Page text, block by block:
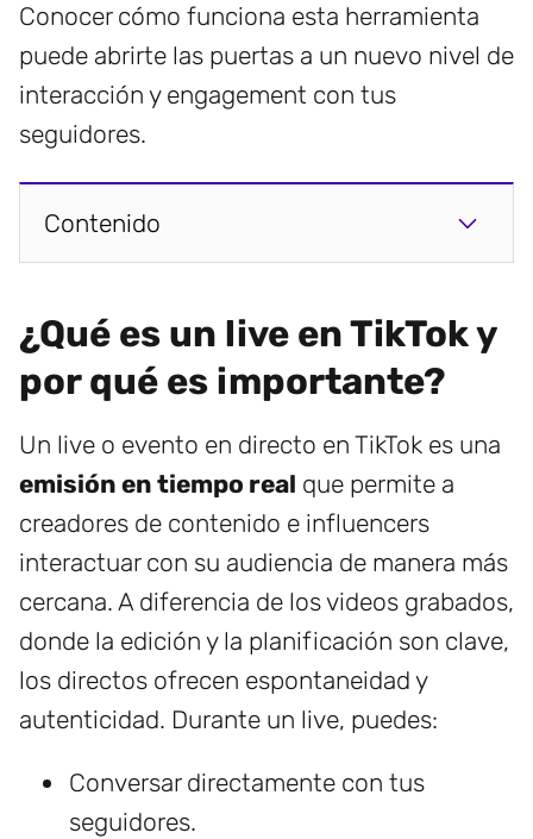
Conocer cómo funciona esta herramienta
puede abrirte las puertas a un nuevo nivel de
interacción y engagement con tus
seguidores.
Contenido
¿Qué es un live en TikTok y
por qué es importante?
Un live o evento en directo en TikTok es una
emisión en tiempo real que permite a
creadores de contenido e influencers
interactuar con su audiencia de manera más
cercana. A diferencia de los videos grabados,
donde la edición y la planificación son clave,
los directos ofrecen espontaneidad y
autenticidad. Durante un live, puedes:
Conversar directamente con tus
seguidores.